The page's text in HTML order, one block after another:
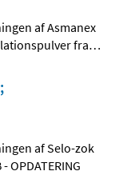
af Asmanex
fra…
af Selo-zok